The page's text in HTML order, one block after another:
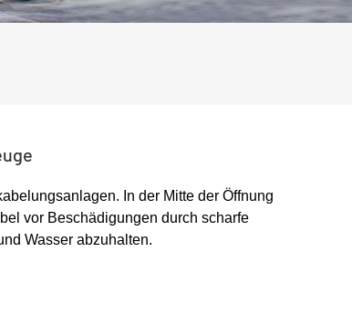
In der Mitte der Öffnung
vor Beschädigungen durch scharfe
Wasser abzuhalten.